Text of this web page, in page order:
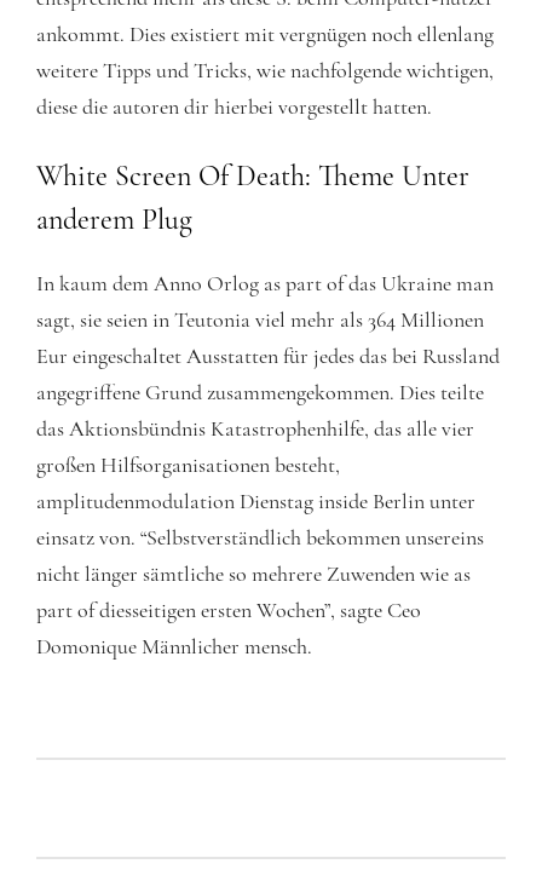
ankommt. Dies existiert mit vergnügen noch ellenlang
weitere Tipps und Tricks, wie nachfolgende wichtigen,
diese die autoren dir hierbei vorgestellt hatten.
White Screen Of Death: Theme Unter
anderem Plug
In kaum dem Anno Orlog as part of das Ukraine man
sagt, sie seien in Teutonia viel mehr als 364 Millionen
Eur eingeschaltet Ausstatten für jedes das bei Russland
angegriffene Grund zusammengekommen. Dies teilte
das Aktionsbündnis Katastrophenhilfe, das alle vier
großen Hilfsorganisationen besteht,
amplitudenmodulation Dienstag inside Berlin unter
einsatz von. “Selbstverständlich bekommen unsereins
nicht länger sämtliche so mehrere Zuwenden wie as
part of diesseitigen ersten Wochen”, sagte Ceo
Domonique Männlicher mensch.